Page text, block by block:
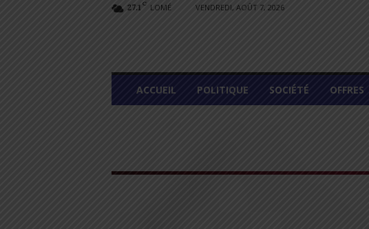
27.1 C LOMÉ VENDREDI, AOÛT 7, 2026
L
M
ACCUEIL POLITIQUE SOCIÉTÉ OFFRES